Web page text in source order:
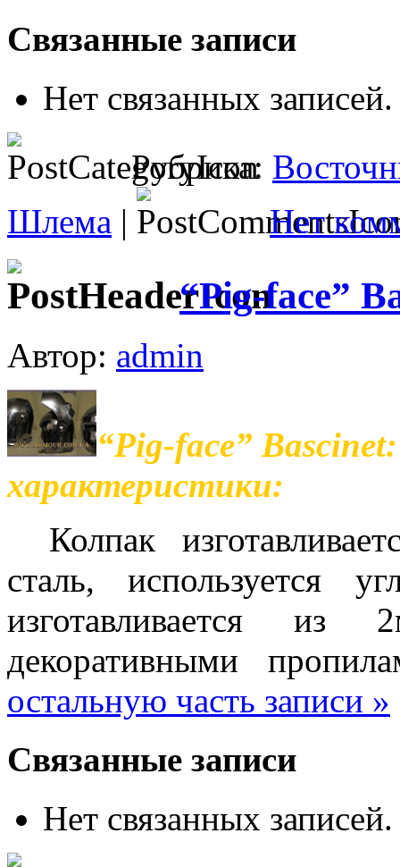
Связанные записи
Нет связанных записей.
Рубрика:
Шлема | Нет
“Pig-face”
Автор: admin
“Pig-face”
характеристики:
Колпак
сталь, используется
изготавливается
декоративными
остальную часть записи »
Связанные записи
Нет связанных записей.